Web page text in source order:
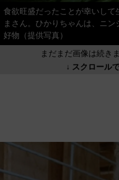
食欲旺盛だったことが幸いして
まさん。ひかりちゃんは、ニ
好物（提供写真）
まだまだ画像は続き
↓ スクロール